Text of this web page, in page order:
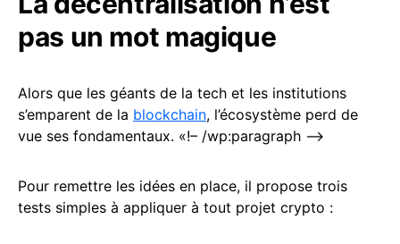
pas un mot magique
Alors que les géants de la tech et les institutions
s’emparent de la blockchain, l’écosystème perd de
vue ses fondamentaux. «!– /wp:paragraph –>
Pour remettre les idées en place, il propose trois
tests simples à appliquer à tout projet crypto :